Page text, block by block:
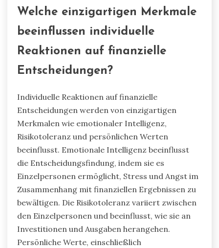
Welche einzigartigen Merkmale
beeinflussen individuelle
Reaktionen auf finanzielle
Entscheidungen?
Individuelle Reaktionen auf finanzielle
Entscheidungen werden von einzigartigen
Merkmalen wie emotionaler Intelligenz,
Risikotoleranz und persönlichen Werten
beeinflusst. Emotionale Intelligenz beeinflusst
die Entscheidungsfindung, indem sie es
Einzelpersonen ermöglicht, Stress und Angst im
Zusammenhang mit finanziellen Ergebnissen zu
bewältigen. Die Risikotoleranz variiert zwischen
den Einzelpersonen und beeinflusst, wie sie an
Investitionen und Ausgaben herangehen.
Persönliche Werte, einschließlich